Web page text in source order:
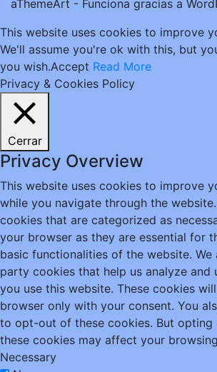
aThemeArt - Funciona gracias a
This website uses cookies to improve
We'll assume you're ok with this, but
you wish.Accept Read More
Privacy & Cookies Policy
Cerrar
Privacy Overview
This website uses cookies to improve
while you navigate through the
cookies that are categorized as
your browser as they are essential for
basic functionalities of the website. We
party cookies that help us analyze and
you use this website. These cookies
browser only with your consent. You
to opt-out of these cookies. But
these cookies may affect your
Necessary